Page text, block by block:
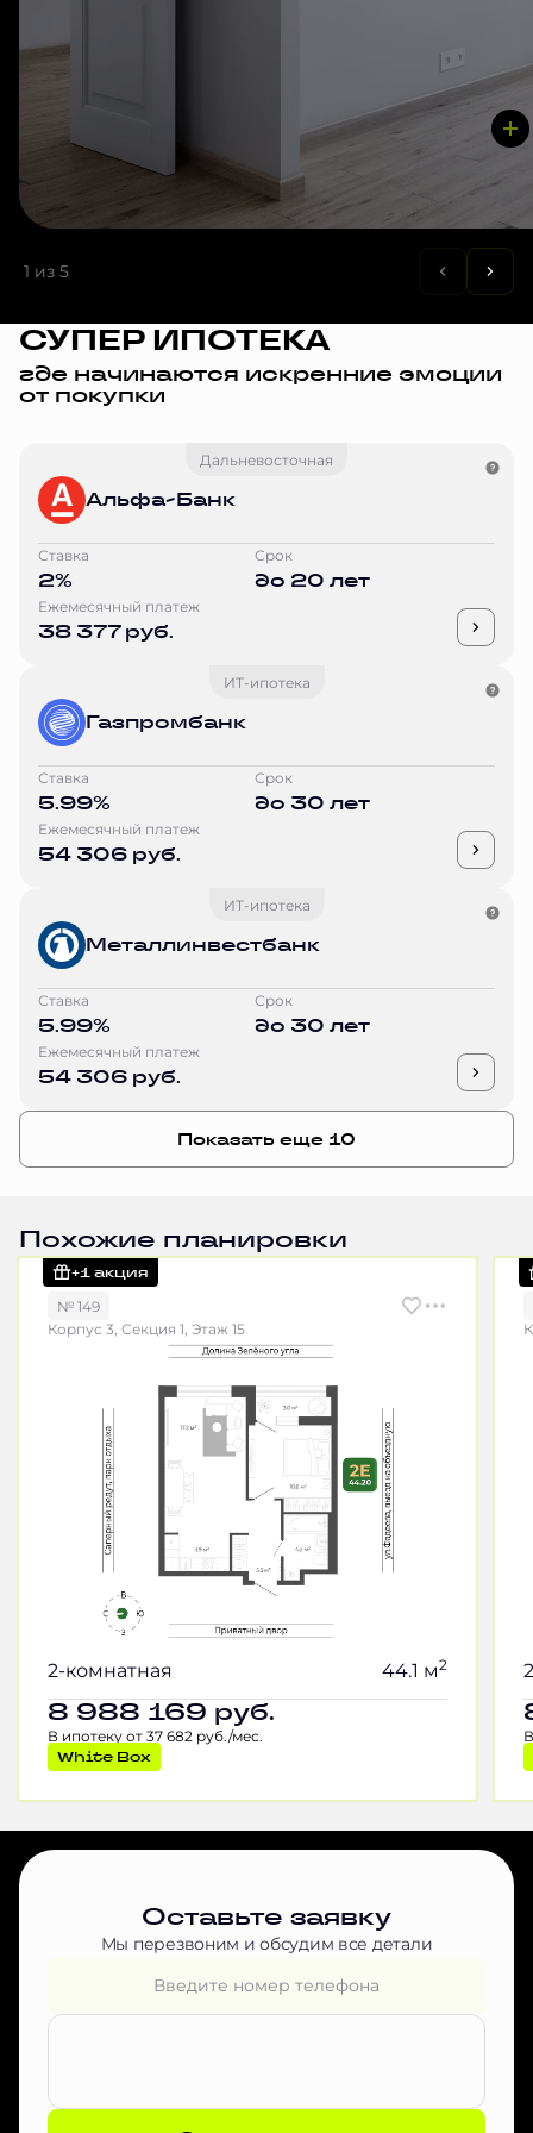
1 из 5
СУПЕР ИПОТЕКА
где начинаются искренние эмоции
от покупки
Дальневосточная
Альфа-Банк
Ставка
2%
Срок
до 20 лет
Ежемесячный платеж
38 377 руб.
ИТ-ипотека
Газпромбанк
Ставка
5.99%
Срок
до 30 лет
Ежемесячный платеж
54 306 руб.
ИТ-ипотека
Металлинвестбанк
Ставка
5.99%
Срок
до 30 лет
Ежемесячный платеж
54 306 руб.
Показать еще 10
Похожие планировки
+1 акция
№ 149
Корпус 3, Секция 1, Этаж 15
2-комнатная 44.1 м2
8 988 169 руб.
В ипотеку от 37 682 руб./мес.
White Box
Оставьте заявку
Мы перезвоним и обсудим все детали